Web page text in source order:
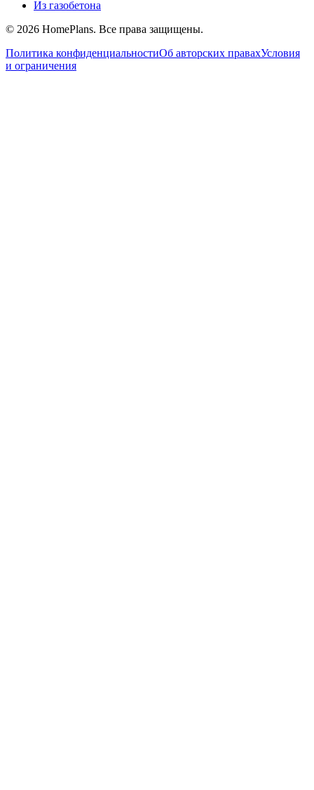
Из газобетона
© 2026 HomePlans. Все права защищены.
Политика конфиденциальностиОб авторских правахУсловия
и ограничения